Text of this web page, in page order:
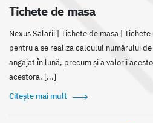
Tichete de masa
Nexus Salarii | Tichete de masa |
pentru a se realiza calculul numărului
angajat în lună, precum și a valorii
acestora, [...]
Citește mai mult